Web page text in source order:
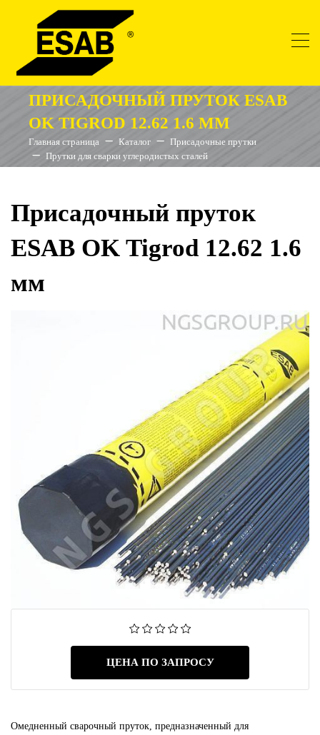
ПРИСАДОЧНЫЙ ПРУТОК ESAB
OK TIGROD 12.62 1.6 ММ
Главная страница Каталог
Присадочные прутки
Прутки для сварки углеродистых сталей
Присадочный пруток
ESAB OK Tigrod 12.62 1.6
мм
ЦЕНА ПО ЗАПРОСУ
Омедненный сварочный пруток, предназначенный для